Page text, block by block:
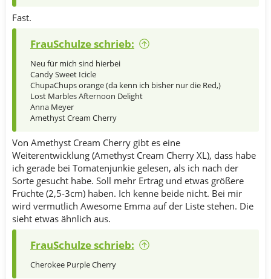
Fast.
FrauSchulze schrieb:
Neu für mich sind hierbei
Candy Sweet Icicle
ChupaChups orange (da kenn ich bisher nur die Red,)
Lost Marbles Afternoon Delight
Anna Meyer
Amethyst Cream Cherry
Von Amethyst Cream Cherry gibt es eine
Weiterentwicklung (Amethyst Cream Cherry XL), dass habe
ich gerade bei Tomatenjunkie gelesen, als ich nach der
Sorte gesucht habe. Soll mehr Ertrag und etwas größere
Früchte (2,5-3cm) haben. Ich kenne beide nicht. Bei mir
wird vermutlich Awesome Emma auf der Liste stehen. Die
sieht etwas ähnlich aus.
FrauSchulze schrieb:
Cherokee Purple Cherry